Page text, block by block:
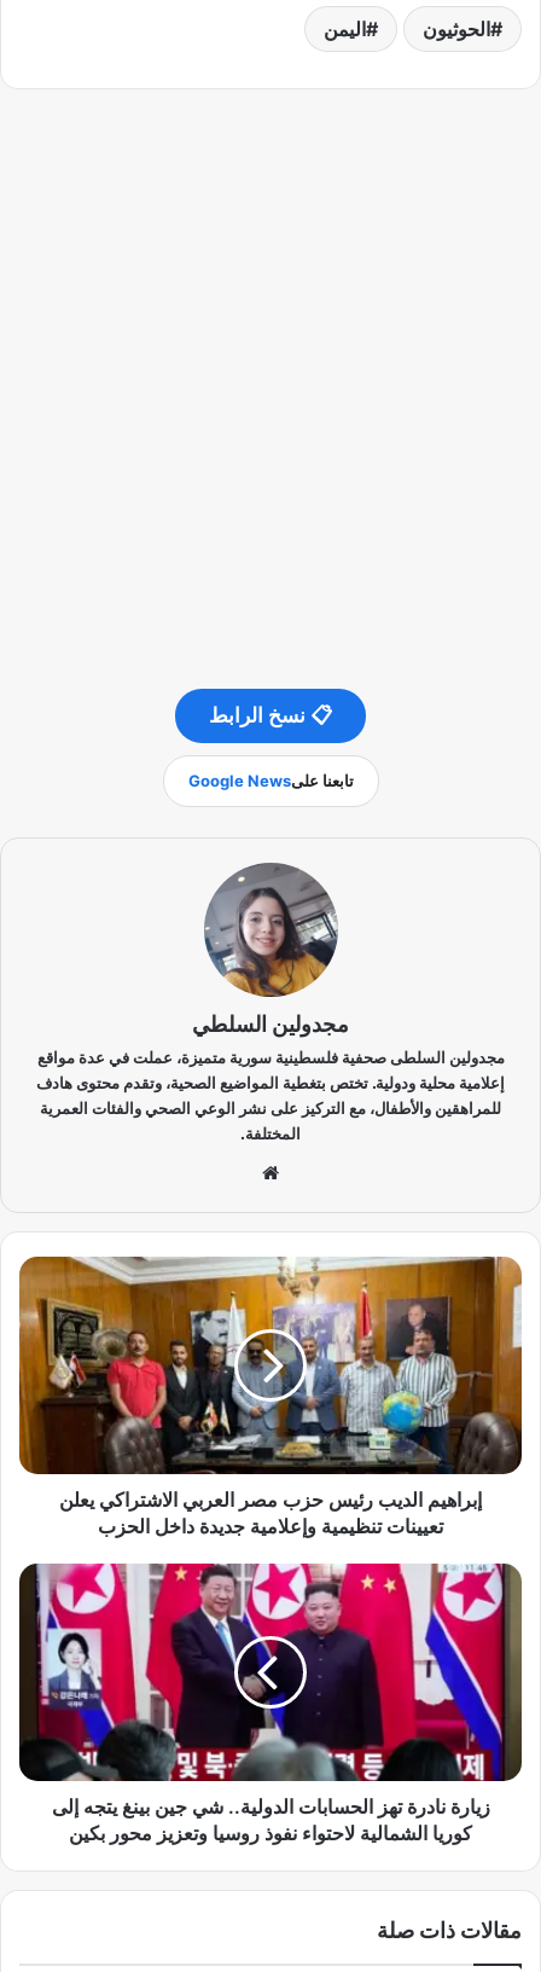
الحوثيون اليمن
📋 نسخ الرابط
تابعنا علىGoogle News
مجدولين السلطي
مجدولين السلطى صحفية فلسطينية سورية متميزة، عملت في عدة مواقع
إعلامية محلية ودولية. تختص بتغطية المواضيع الصحية، وتقدم محتوى هادف
للمراهقين والأطفال، مع التركيز على نشر الوعي الصحي والفئات العمرية
المختلفة.
الوي
ب
إ
ا
م
ا
ل
ر
ص
ب
إبراهيم الديب رئيس حزب مصر العربي الاشتراكي يعلن
تعيينات تنظيمية وإعلامية جديدة داخل الحزب
ز
ر
ل
زيارة نادرة تهز الحسابات الدولية.. شي جين بينغ يتجه إلى
كوريا الشمالية لاحتواء نفوذ روسيا وتعزيز محور بكين
مقالات ذات صلة